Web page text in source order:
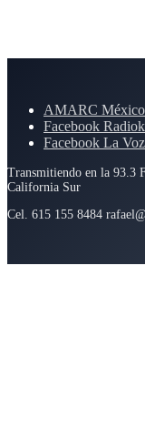
AMARC México
Facebook
Facebook La
Transmitiendo en la 93.3
California Sur
Cel. 615 155 8484